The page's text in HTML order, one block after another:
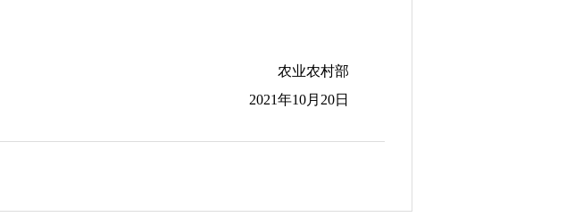
农业农村部
2021年10月 20日